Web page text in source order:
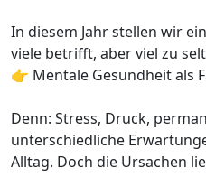
In diesem Jahr stellen wir
viele betrifft, aber viel zu
👉 Mentale Gesundheit als
Denn: Stress, Druck,
unterschiedliche
Alltag. Doch die Ursachen